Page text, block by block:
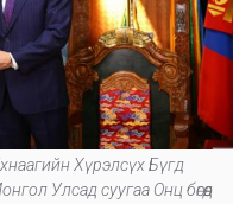
Хүрэлсүх Бүгд
Улсад суугаа Онц бөгөөд